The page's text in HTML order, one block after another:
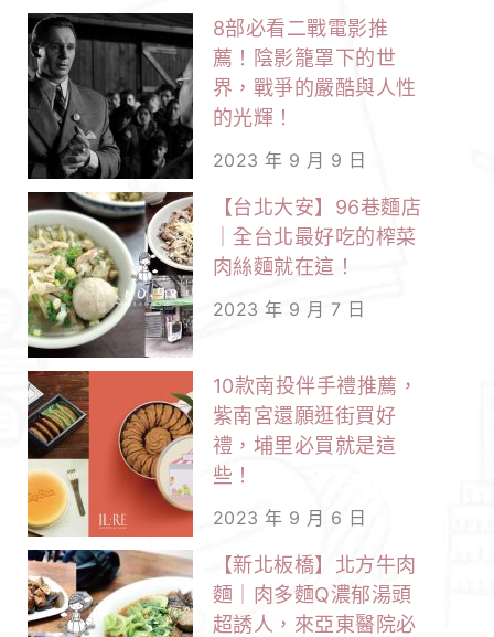
8部必看二戰電影推
薦！陰影籠罩下的世
界，戰爭的嚴酷與人性
的光輝！
2023 年 9 月 9 日
【台北大安】96巷麵店
｜全台北最好吃的榨菜
肉絲麵就在這！
2023 年 9 月 7 日
10款南投伴手禮推薦，
紫南宮還願逛街買好
禮，埔里必買就是這
些！
2023 年 9 月 6 日
【新北板橋】北方牛肉
麵｜肉多麵Q濃郁湯頭
超誘人，來亞東醫院必